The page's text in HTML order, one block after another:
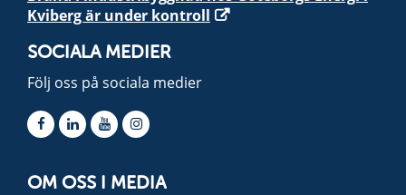
Kviberg är under kontroll
SOCIALA MEDIER
Följ oss på sociala medier
OM OSS I MEDIA